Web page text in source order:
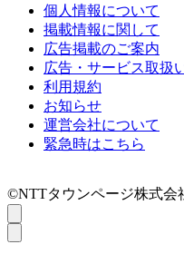
個人情報について
掲載情報に関して
広告掲載のご案内
広告・サービス取扱
利用規約
お知らせ
運営会社について
緊急時はこちら
©NTTタウンページ株式会